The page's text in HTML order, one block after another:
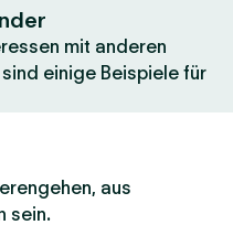
mit anderen
einige Beispiele für
aus
sein.